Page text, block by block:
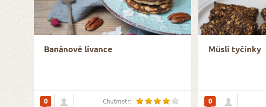
Banánové lívance
0 Chuťmetr:
Müsli tyčinky
0